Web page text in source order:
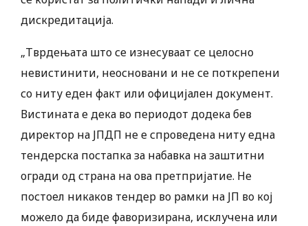
дискредитација.
„Тврдењата што се изнесуваат се целосно
невистинити, неосновани и не се поткрепени
со ниту еден факт или официјален документ.
Вистината е дека во периодот додека бев
директор на ЈПДП не е спроведена ниту една
тендерска постапка за набавка на заштитни
огради од страна на ова претпријатие. Не
постоел никаков тендер во рамки на ЈП во кој
можело да биде фаворизирана, исклучена или